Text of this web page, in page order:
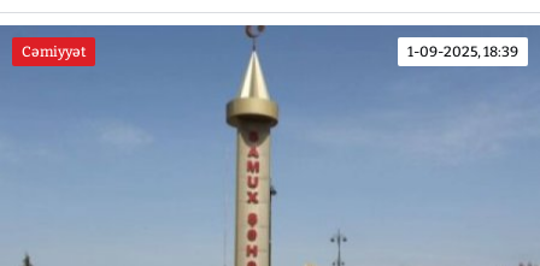
Cəmiyyət 1-09-2025, 18:39